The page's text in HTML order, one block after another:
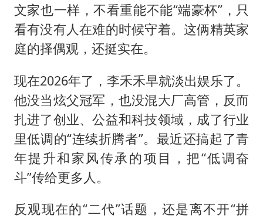
文家也一样，不看重能不能“端豪杯”，只
看有没有人在难的时候守着。这俩精英家
庭的择偶观，还挺实在。
现在2026年了，李禾禾早就淡出娱乐了。
他没当炫父冠军，也没混大厂高管，反而
扎进了创业、公益和科技领域，成了行业
里低调的“连续折腾者”。最近还搞起了青
年提升和家风传承的项目，把“低调奋
斗”传给更多人。
反观现在的“二代”话题，还是离不开“拼